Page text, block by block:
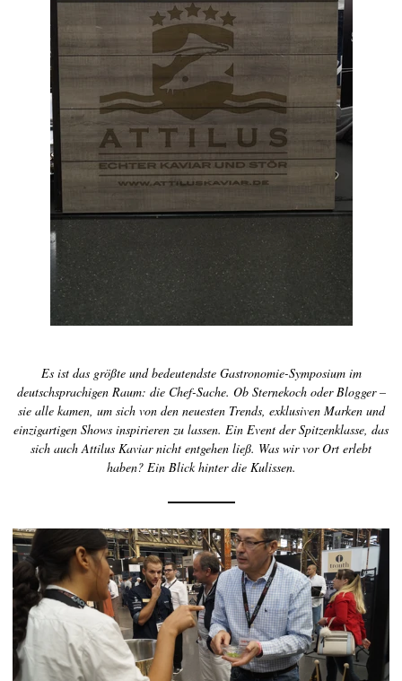
Es ist das größte und bedeutendste Gastronomie-Symposium im
deutschsprachigen Raum: die Chef-Sache. Ob Sternekoch oder Blogger –
sie alle kamen, um sich von den neuesten Trends, exklusiven Marken und
einzigartigen Shows inspirieren zu lassen. Ein Event der Spitzenklasse, das
sich auch Attilus Kaviar nicht entgehen ließ. Was wir vor Ort erlebt
haben? Ein Blick hinter die Kulissen.